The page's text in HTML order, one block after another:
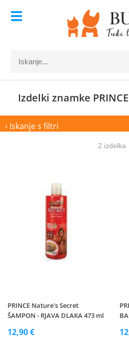
Izdelki znamke
› Iskanje s filtri
2 izdelka
PRINCE Nature's Secret
ŠAMPON - RJAVA DLAKA 473 ml
12,90 €